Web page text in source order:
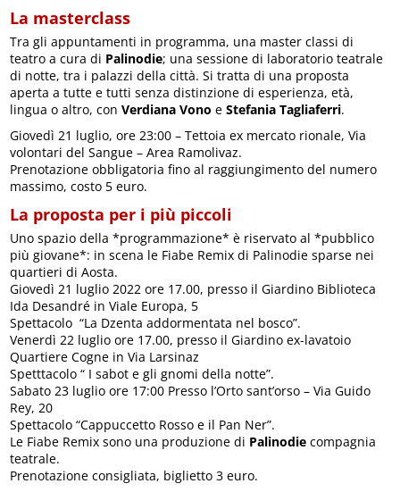
La masterclass
Tra gli appuntamenti in programma, una master classi di
teatro a cura di Palinodie; una sessione di laboratorio teatrale
di notte, tra i palazzi della città. Si tratta di una proposta
aperta a tutte e tutti senza distinzione di esperienza, età,
lingua o altro, conVerdiana Vono eStefania Tagliaferri.
Giovedì 21 luglio, ore 23:00 – Tettoia ex mercato rionale, Via
volontari del Sangue – Area Ramolivaz.
Prenotazione obbligatoria fino al raggiungimento del numero
massimo, costo 5 euro.
La proposta per i più piccoli
Uno spazio della *programmazione* è riservato al *pubblico
più giovane*: in scena le Fiabe Remix di Palinodie sparse nei
quartieri di Aosta.
Giovedì 21 luglio 2022 ore 17.00, presso il Giardino Biblioteca
Ida Desandré in Viale Europa, 5
Spettacolo “La Dzenta addormentata nel bosco”.
Venerdì 22 luglio ore 17.00, presso il Giardino ex-lavatoio
Quartiere Cogne in Via Larsinaz
Spetttacolo “ I sabot e gli gnomi della notte”.
Sabato 23 luglio ore 17:00 Presso l’Orto sant’orso – Via Guido
Rey, 20
Spettacolo “Cappuccetto Rosso e il Pan Ner”.
Le Fiabe Remix sono una produzione di Palinodie compagnia
teatrale.
Prenotazione consigliata, biglietto 3 euro.